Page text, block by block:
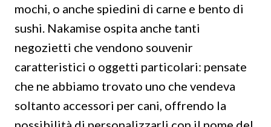
mochi, o anche spiedini di carne e bento di
sushi. Nakamise ospita anche tanti
negozietti che vendono souvenir
caratteristici o oggetti particolari: pensate
che ne abbiamo trovato uno che vendeva
soltanto accessori per cani, offrendo la